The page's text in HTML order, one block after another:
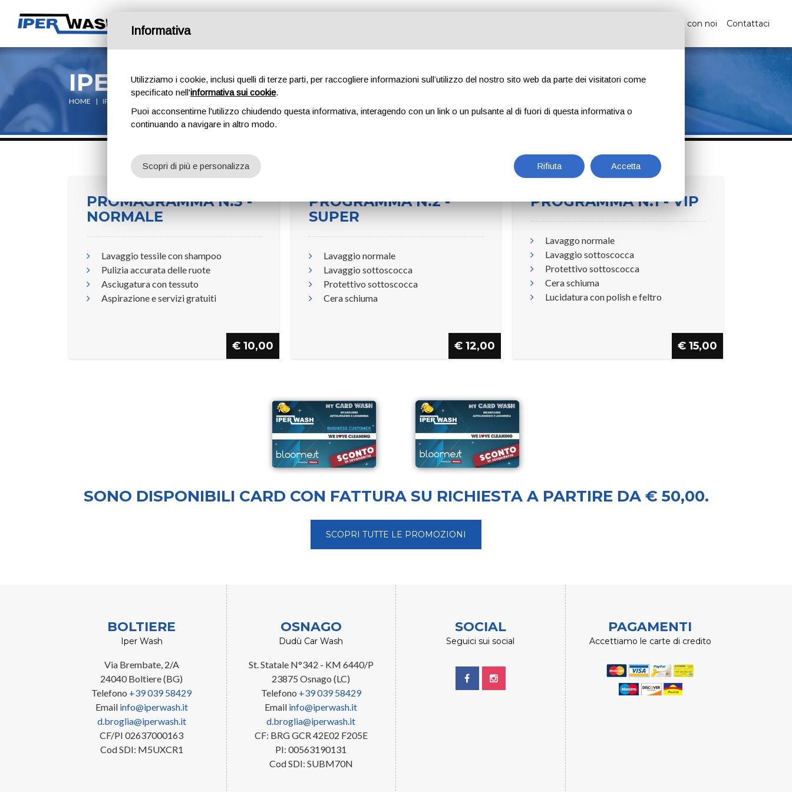
Lavora con noi Contattaci
IPER WASH BOLTIERE
HOME IPER WASH BOLTIERE
PROMAGRAMMA N.3 -
NORMALE
€ 10,00
Lavaggio tessile con shampoo
Pulizia accurata delle ruote
Asciugatura con tessuto
Aspirazione e servizi gratuiti
PROGRAMMA N.2 -
SUPER
€ 12,00
Lavaggio normale
Lavaggio sottoscocca
Protettivo sottoscocca
Cera schiuma
PROGRAMMA N.1 - VIP
€ 15,00
Lavaggo normale
Lavaggio sottoscocca
Protettivo sottoscocca
Cera schiuma
Lucidatura con polish e feltro
SONO DISPONIBILI CARD CON FATTURA SU RICHIESTA A PARTIRE DA € 50,00.
SCOPRI TUTTE LE PROMOZIONI
BOLTIERE
Iper Wash
Via Brembate, 2/A
24040 Boltiere (BG)
Telefono +39 039 58429
Email info@iperwash.it
d.broglia@iperwash.it
CF/PI 02637000163
Cod SDI: M5UXCR1
OSNAGO
Dudù Car Wash
St. Statale N°342 - KM 6440/P
23875 Osnago (LC)
Telefono +39 039 58429
Email info@iperwash.it
d.broglia@iperwash.it
CF: BRG GCR 42E02 F205E
PI: 00563190131
Cod SDI: SUBM70N
SOCIAL
Seguici sui social
PAGAMENTI
Accettiamo le carte di credito
Informativa
Utilizziamo i cookie, inclusi quelli di terze parti, per raccogliere informazioni sull’utilizzo del nostro sito web da parte dei visitatori come
specificato nell'informativa sui cookie.
Puoi acconsentirne l'utilizzo chiudendo questa informativa, interagendo con un link o un pulsante al di fuori di questa informativa o
continuando a navigare in altro modo.
Rifiuta Accetta
Scopri di più e personalizza